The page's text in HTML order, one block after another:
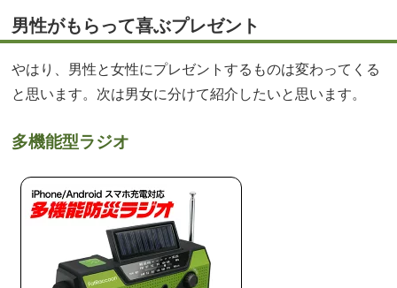
男性がもらって喜ぶプレゼント
やはり、男性と女性にプレゼントするものは変わってくる
と思います。次は男女に分けて紹介したいと思います。
多機能型ラジオ